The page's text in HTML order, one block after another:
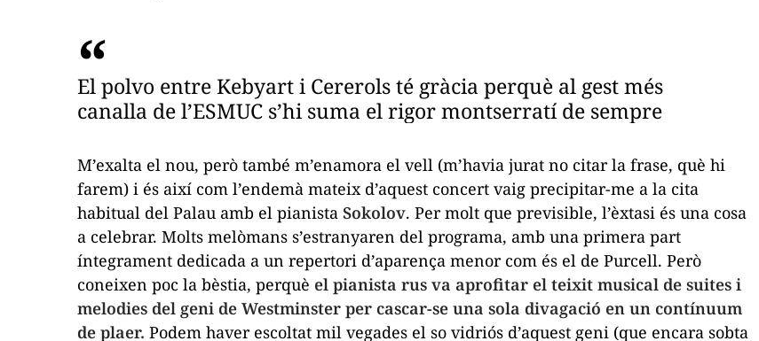
Elpolvo entre Kebyart i Cererols té gràcia perquè al gest més
canalla de l’ESMUC s’hi suma el rigor montserratí de sempre
M’exalta el nou, però també m’enamora el vell (m’havia jurat no citar la frase, què hi
farem) i és així com l’endemà mateix d’aquest concert vaig precipitar-me a la cita
habitual del Palau amb el pianista Sokolov. Per molt que previsible, l’èxtasi és una cosa
a celebrar. Molts melòmans s’estranyaren del programa, amb una primera part
íntegrament dedicada a un repertori d’aparença menor com és el de Purcell. Però
coneixen poc la bèstia, perquè el pianista rus va aprofitar el teixit musical de suites i
melodies del geni de Westminster per cascar-se una sola divagació en un contínuum
de plaer. Podem haver escoltat mil vegades el so vidriós d’aquest geni (que encara sobta